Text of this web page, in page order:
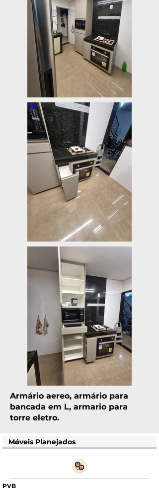
Armário aereo, armário para
bancada em L, armario para
torre eletro.
PVB